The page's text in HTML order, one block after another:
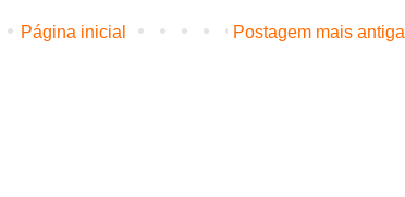
Postagem mais antiga
Página inicial